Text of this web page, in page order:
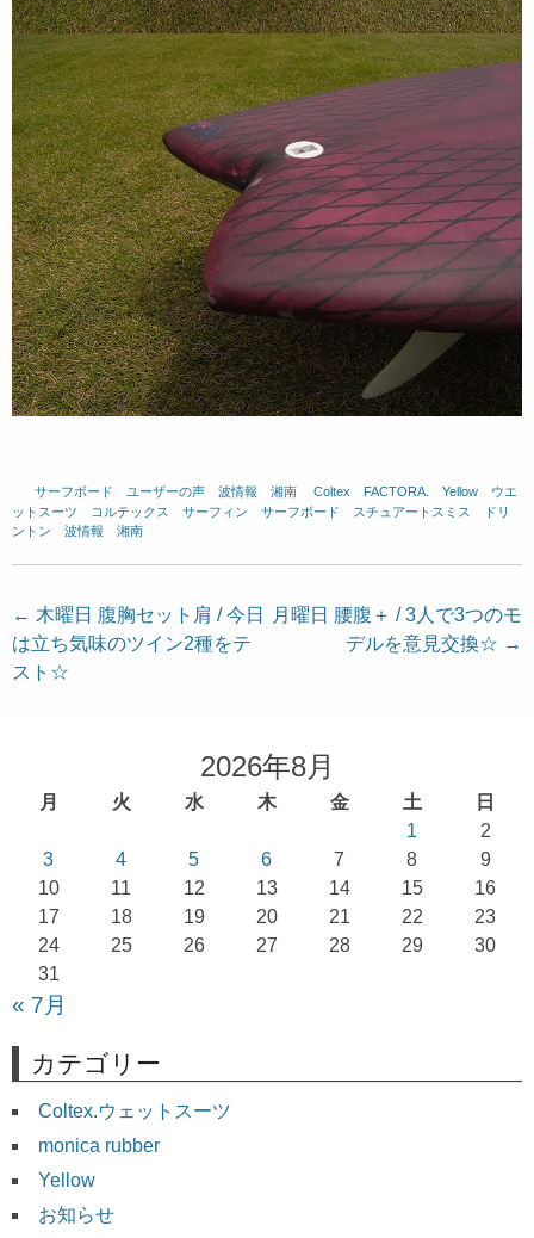
サーフボード ユーザーの声 波情報 湘南 Coltex FACTORA. Yellow
ウエ
ットスーツ
コルテックス サーフィン サーフボード スチュアートスミス
ドリ
ントン
波情報 湘南
投
稿
ナ
← 木曜日 腹胸セット肩 / 今日
は立ち気味のツイン2種をテ
スト☆
月曜日 腰腹＋ / 3人で3つのモ
デルを意見交換☆ →
2026年8月
月 火 水 木 金 土
日
1
2
3
4 5 6 7 8
9
10
11 12 13 14 15
16
17
18 19 20 21 22
23
24
25 26 27 28 29
30
31
« 7月
カテゴリー
Coltex.ウェットスーツ
monica rubber
Yellow
お知らせ